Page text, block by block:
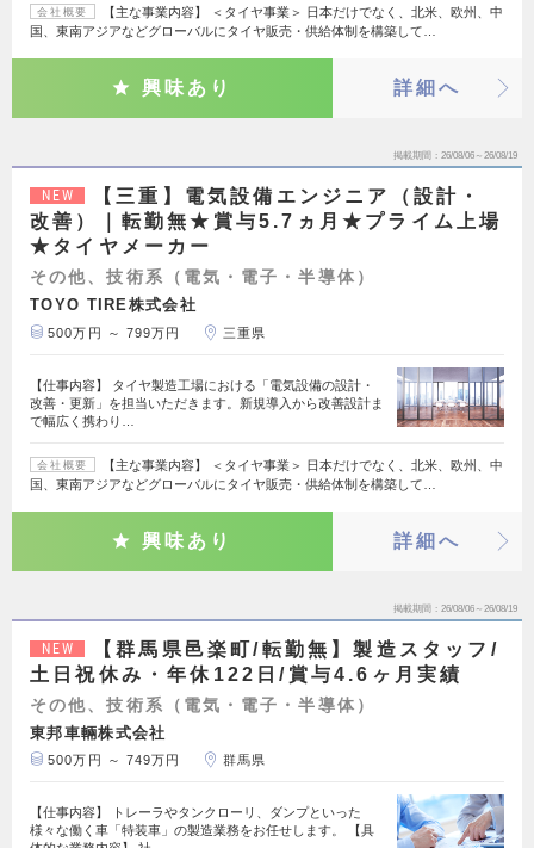
会社概要
【主な事業内容】 ＜タイヤ事業＞ 日本だけでなく、北米、欧州、中
国、東南アジアなどグローバルにタイヤ販売・供給体制を構築して…
興味あり 詳細へ
掲載期間 26/08/06～26/08/19
NEW
【三重】電気設備エンジニア（設計・
改善）｜転勤無★賞与5.7ヵ月★プライム上場
★タイヤメーカー
その他、技術系（電気・電子・半導体）
TOYO TIRE株式会社
500万円 ～ 799万円 三重県
【仕事内容】 タイヤ製造工場における「電気設備の設計・
改善・更新」を担当いただきます。新規導入から改善設計ま
で幅広く携わり…
会社概要
【主な事業内容】 ＜タイヤ事業＞ 日本だけでなく、北米、欧州、中
国、東南アジアなどグローバルにタイヤ販売・供給体制を構築して…
興味あり 詳細へ
掲載期間 26/08/06～26/08/19
NEW
【群馬県邑楽町/転勤無】製造スタッフ/
土日祝休み・年休122日/賞与4.6ヶ月実績
その他、技術系（電気・電子・半導体）
東邦車輛株式会社
500万円 ～ 749万円 群馬県
【仕事内容】 トレーラやタンクローリ、ダンプといった
様々な働く車「特装車」の製造業務をお任せします。 【具